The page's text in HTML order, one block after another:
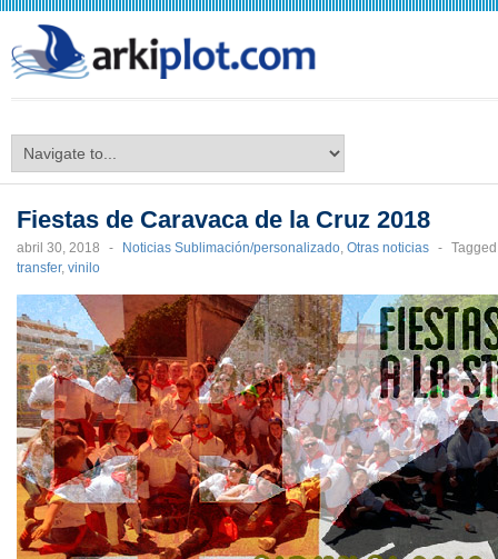
Fiestas de Caravaca de la Cruz 2018
abril 30, 2018 - Noticias Sublimación/personalizado, Otras noticias -
transfer, vinilo